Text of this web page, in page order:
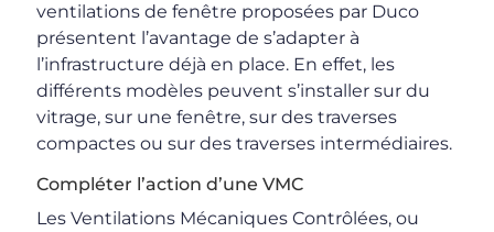
ventilations de fenêtre proposées par Duco
présentent l’avantage de s’adapter à
l’infrastructure déjà en place. En effet, les
différents modèles peuvent s’installer sur du
vitrage, sur une fenêtre, sur des traverses
compactes ou sur des traverses intermédiaires.
Compléter l’action d’une VMC
Les Ventilations Mécaniques Contrôlées, ou